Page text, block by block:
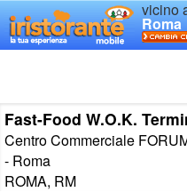
vicino
Roma
Fast-Food W.O.K.
Centro Commerciale
- Roma
ROMA, RM